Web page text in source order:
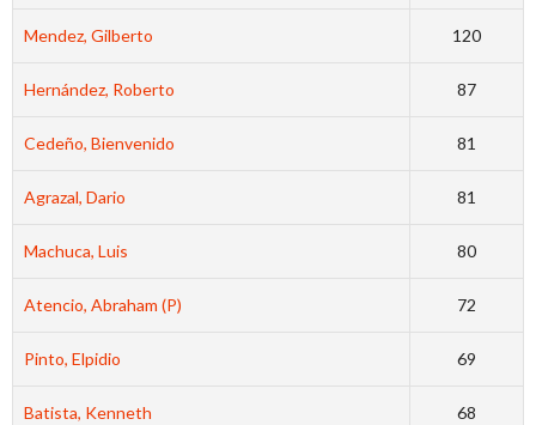
Mendez, Gilberto 120
Hernández, Roberto 87
Cedeño, Bienvenido 81
Agrazal, Dario 81
Machuca, Luis 80
Atencio, Abraham (P) 72
Pinto, Elpidio 69
Batista, Kenneth 68